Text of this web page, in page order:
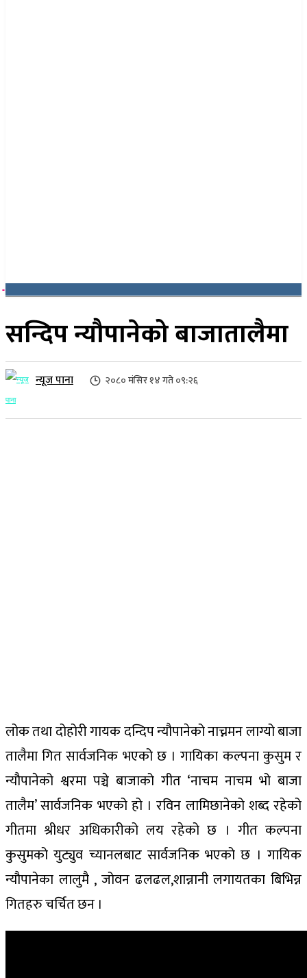
सन्दिप न्यौपानेको बाजातालैमा
न्यूज पाना २०८० मंसिर १४ गते ०९:२६
लोक तथा दोहोरी गायक दन्दिप न्यौपानेको नाच्नमन लाग्यो बाजा
तालैमा गित सार्वजनिक भएको छ । गायिका कल्पना कुसुम र
न्यौपानेको श्वरमा पञ्चे बाजाको गीत ‘नाचम नाचम भो बाजा
तालैम’ सार्वजनिक भएको हो । रविन लामिछानेको शब्द रहेको
गीतमा श्रीधर अधिकारीको लय रहेको छ । गीत कल्पना
कुसुमको युट्युव च्यानलबाट सार्वजनिक भएको छ । गायिक
न्यौपानेका लालुमै , जोवन ढलढल,शान्नानी लगायतका बिभिन्न
गितहरु चर्चित छन ।